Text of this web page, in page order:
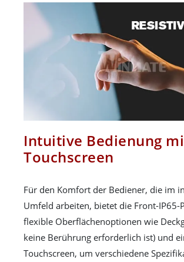
Intuitive Bedienung
Touchscreen
Für den Komfort der Bediener, die im
Umfeld arbeiten, bietet die Front-IP65-
flexible Oberflächenoptionen wie
keine Berührung erforderlich ist) und
Touchscreen, um verschiedene